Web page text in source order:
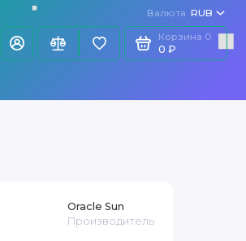
Валюта RUB
Корзина 0
0 ₽
Oracle Sun
Производитель